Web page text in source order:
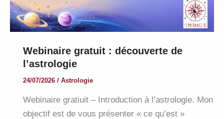
Webinaire gratuit : découverte de
l’astrologie
24/07/2026 / Astrologie
Webinaire gratiuit – Introduction à l’astrologie. Mon
objectif est de vous présenter « ce qu’est »